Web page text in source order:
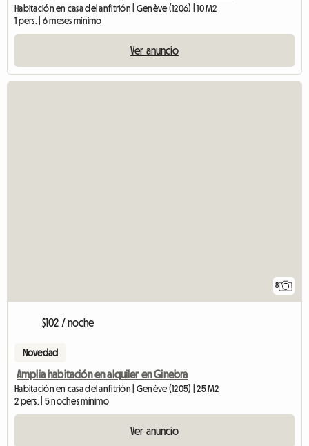
Habitación en casa del anfitrión | Genève (1206) | 10 M2
1 pers. | 6 meses mínimo
Ver anuncio
8
$102 / noche
Novedad
Amplia habitación en alquiler en Ginebra
Habitación en casa del anfitrión | Genève (1205) | 25 M2
2 pers. | 5 noches mínimo
Ver anuncio